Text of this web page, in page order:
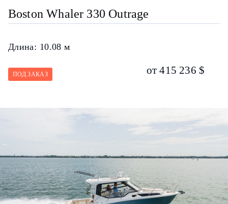
Boston Whaler 330 Outrage
Длина: 10.08 м
ПОД ЗАКАЗ от 415 236 $